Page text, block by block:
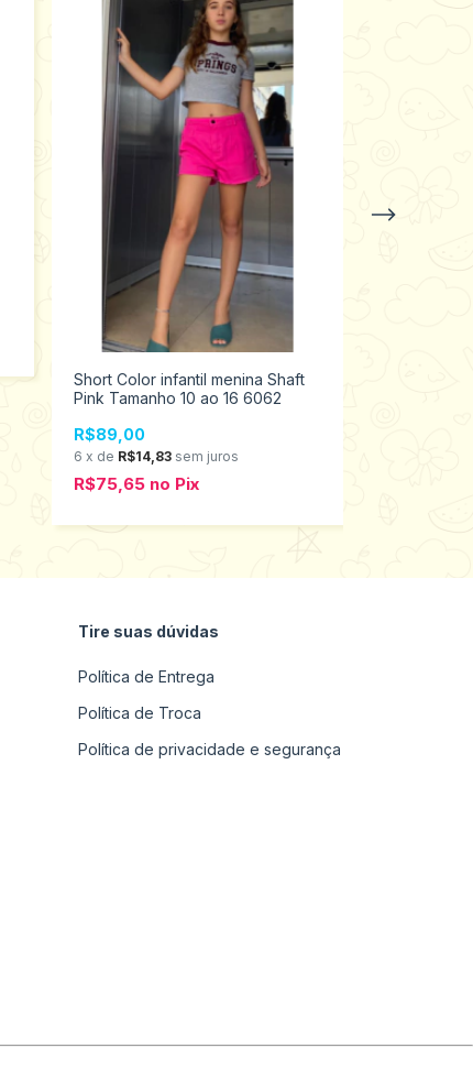
Short Color infantil menina Shaft
Pink Tamanho 10 ao 16 6062
R$89,00
6 x de R$14,83 sem juros
R$75,65 no Pix
Tire suas dúvidas
Política de Entrega
Política de Troca
Política de privacidade e segurança